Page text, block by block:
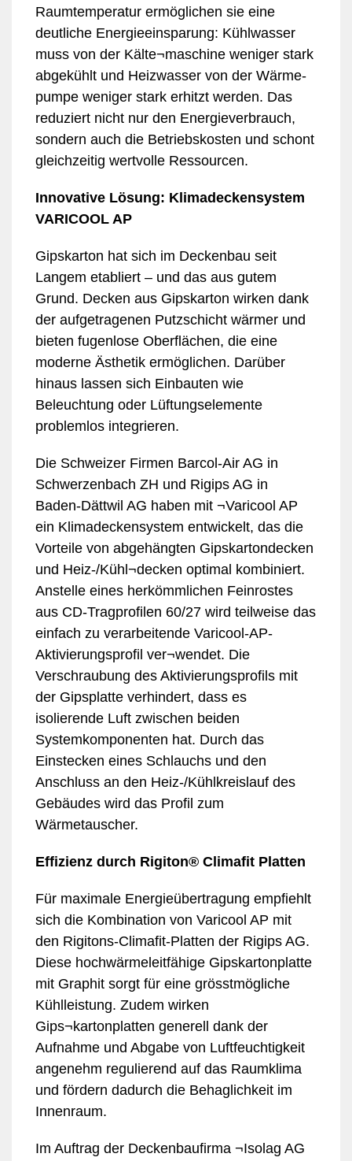
Raumtemperatur ermöglichen sie eine
deutliche Energieeinsparung: Kühlwasser
muss von der Kälte¬maschine weniger stark
abgekühlt und Heizwasser von der Wärme-
pumpe weniger stark erhitzt werden. Das
reduziert nicht nur den Energieverbrauch,
sondern auch die Betriebskosten und schont
gleichzeitig wertvolle Ressourcen.
Innovative Lösung: Klimadeckensystem
VARICOOL AP
Gipskarton hat sich im Deckenbau seit
Langem etabliert – und das aus gutem
Grund. Decken aus Gipskarton wirken dank
der aufgetragenen Putzschicht wärmer und
bieten fugenlose Oberflächen, die eine
moderne Ästhetik ermöglichen. Darüber
hinaus lassen sich Einbauten wie
Beleuchtung oder Lüftungselemente
problemlos integrieren.
Die Schweizer Firmen Barcol-Air AG in
Schwerzenbach ZH und Rigips AG in
Baden-Dättwil AG haben mit ¬Varicool AP
ein Klimadeckensystem entwickelt, das die
Vorteile von abgehängten Gipskartondecken
und Heiz-/Kühl¬decken optimal kombiniert.
Anstelle eines herkömmlichen Feinrostes
aus CD-Tragprofilen 60/27 wird teilweise das
einfach zu verarbeitende Varicool-AP-
Aktivierungsprofil ver¬wendet. Die
Verschraubung des Aktivierungsprofils mit
der Gipsplatte verhindert, dass es
isolierende Luft zwischen beiden
Systemkomponenten hat. Durch das
Einstecken eines Schlauchs und den
Anschluss an den Heiz-/Kühlkreislauf des
Gebäudes wird das Profil zum
Wärmetauscher.
Effizienz durch Rigiton® Climafit Platten
Für maximale Energieübertragung empfiehlt
sich die Kombination von Varicool AP mit
den Rigitons-Climafit-Platten der Rigips AG.
Diese hochwärmeleitfähige Gipskartonplatte
mit Graphit sorgt für eine grösstmögliche
Kühlleistung. Zudem wirken
Gips¬kartonplatten generell dank der
Aufnahme und Abgabe von Luftfeuchtigkeit
angenehm regulierend auf das Raumklima
und fördern dadurch die Behaglichkeit im
Innenraum.
Im Auftrag der Deckenbaufirma ¬Isolag AG